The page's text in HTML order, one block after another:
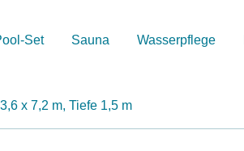
Set Sauna Wasserpflege
x 7,2 m, Tiefe 1,5 m